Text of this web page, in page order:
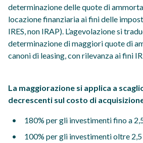
determinazione delle quote di
locazione finanziaria ai fini delle
IRES, non IRAP). L’agevolazione si
determinazione di maggiori quote di
canoni di leasing, con rilevanza ai fini
La maggiorazione si applica a
decrescenti sul costo di
180% per gli investimenti fino a
100% per gli investimenti oltre